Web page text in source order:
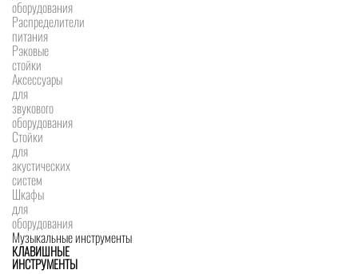
оборудования
Распределители
питания
Рэковые
стойки
Аксессуары
для
звукового
оборудования
Стойки
для
акустических
систем
Шкафы
для
оборудования
Музыкальные инструменты
КЛАВИШНЫЕ
ИНСТРУМЕНТЫ